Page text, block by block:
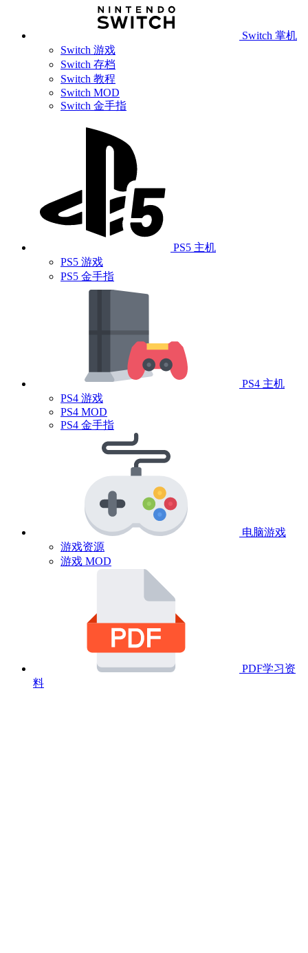
Switch 掌机
Switch 游戏
Switch 存档
Switch 教程
Switch MOD
Switch 金手指
PS5 主机
PS5 游戏
PS5 金手指
PS4 主机
PS4 游戏
PS4 MOD
PS4 金手指
电脑游戏
游戏资源
游戏 MOD
PDF学习资
料